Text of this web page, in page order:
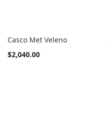
Casco Met Veleno
Tan
$2,040.00